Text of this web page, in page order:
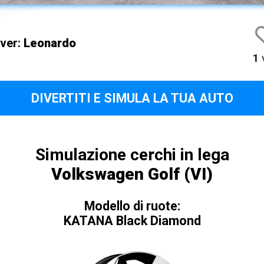
Leonardo
1
DIVERTITI E SIMULA LA TUA AUTO
Simulazione cerchi in lega
Volkswagen Golf (VI)
Modello di ruote:
KATANA Black Diamond